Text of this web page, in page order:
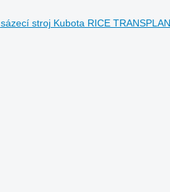
sázecí stroj Kubota RICE